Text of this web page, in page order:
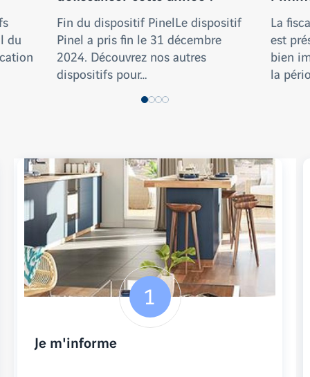
du
Fin du dispositif PinelLe dispositif
Pinel a pris fin le 31 décembre
2024. Découvrez nos autres
dispositifs pour…
La
est
bien
la
Je m'informe